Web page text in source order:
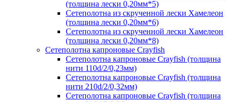
(толщина лески 0,20мм*5)
Сетеполотна из скрученной лески Хамелеон
(толщина лески 0,20мм*6)
Сетеполотна из скрученной лески Хамелеон
(толщина лески 0,20мм*8)
Сетеполотна капроновые Crayfish
Сетеполотна капроновые Crayfish (толщина
нити 110d/2/0,23мм)
Сетеполотна капроновые Crayfish (толщина
нити 210d/2/0,32мм)
Сетеполотна капроновые Crayfish (толщина